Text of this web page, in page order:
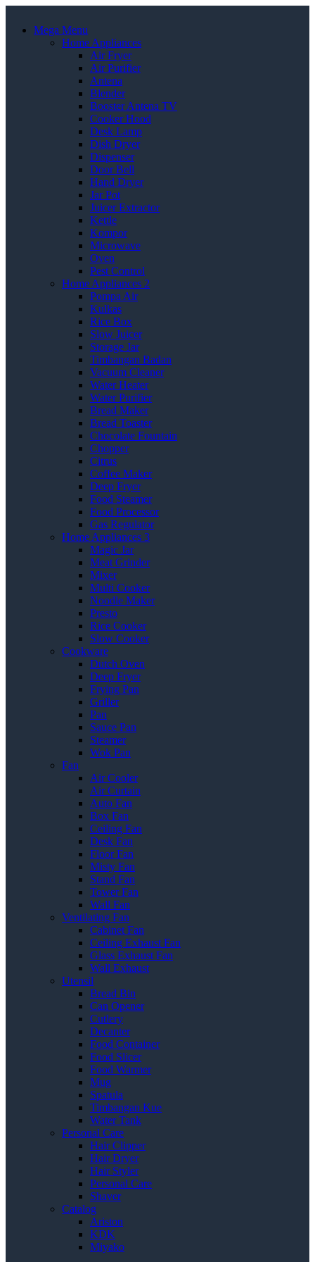
Mega Menu
Home Appliances
Air Fryer
Air Purifier
Antena
Blender
Booster Antena TV
Cooker Hood
Desk Lamp
Dish Dryer
Dispenser
Door Bell
Hand Dryer
Jar Pot
Juicer Extractor
Kettle
Kompor
Microwave
Oven
Pest Control
Home Appliances 2
Pompa Air
Kulkas
Rice Box
Slow Juicer
Storage Jar
Timbangan Badan
Vacuum Cleaner
Water Heater
Water Purifier
Bread Maker
Bread Toaster
Chocolate Fountain
Chopper
Citrus
Coffee Maker
Deep Fryer
Food Steamer
Food Processor
Gas Regulator
Home Appliances 3
Magic Jar
Meat Grinder
Mixer
Multi Cooker
Noodle Maker
Presto
Rice Cooker
Slow Cooker
Cookware
Dutch Oven
Deep Fryer
Frying Pan
Griller
Pan
Sauce Pan
Steamer
Wok Pan
Fan
Air Cooler
Air Curtain
Auto Fan
Box Fan
Ceiling Fan
Desk Fan
Floor Fan
Misty Fan
Stand Fan
Tower Fan
Wall Fan
Ventilating Fan
Cabinet Fan
Ceiling Exhaust Fan
Glass Exhaust Fan
Wall Exhaust
Utensil
Bread Bin
Can Opener
Cutlery
Decanter
Food Container
Food Slicer
Food Warmer
Mug
Spatula
Timbangan Kue
Water Tank
Personal Care
Hair Clipper
Hair Dryer
Hair Styler
Personal Care
Shaver
Catalog
Ariston
KDK
Miyako